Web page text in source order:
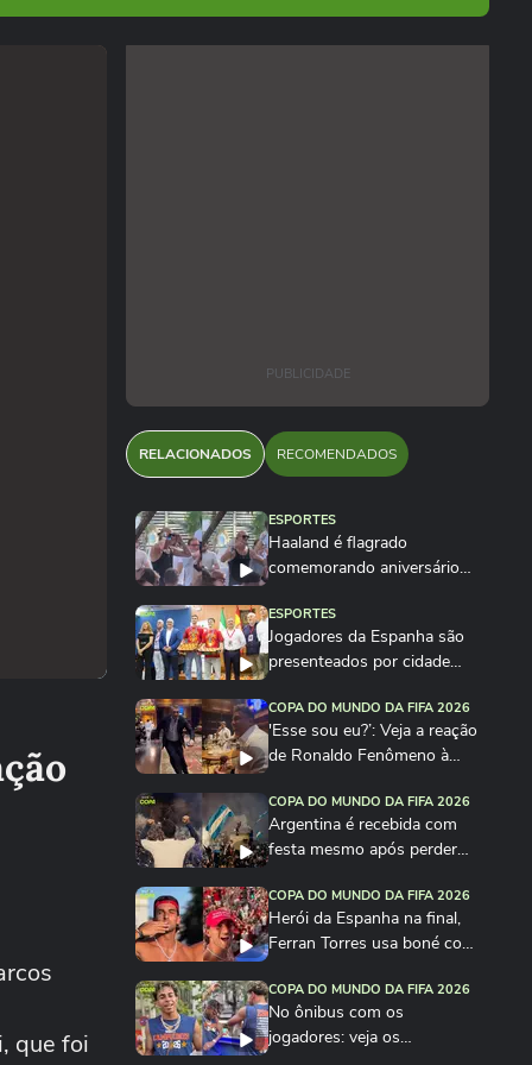
que foi
PUBLICIDADE
RELACIONADOS RECOMENDADOS
ESPORTES
Haaland é flagrado
comemorando aniversário
ESPORTES
Jogadores da Espanha são
presenteados por cidade
COPA DO MUNDO DA FIFA 2026
'Esse sou eu?’: Veja a reação
de Ronaldo Fenômeno à
COPA DO MUNDO DA FIFA 2026
Argentina é recebida com
festa mesmo após perder
COPA DO MUNDO DA FIFA 2026
Herói da Espanha na final,
Ferran Torres usa boné com
COPA DO MUNDO DA FIFA 2026
No ônibus com os
jogadores: veja os